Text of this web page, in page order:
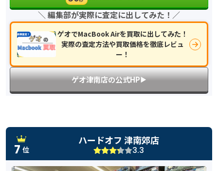
ゲオ津南店の公式HP▶︎
＼ 編集部が実際に査定に出してみた！／
ゲオでMacBook Airを買取に出してみた！
実際の査定方法や買取価格を徹底レビュ
ー！
7 位
ハードオフ 津南郊店
3.3